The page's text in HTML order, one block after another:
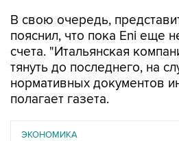
В свою очередь,
пояснил, что пока Eni еще
счета. "Итальянская
тянуть до последнего, на
нормативных документов
полагает газета.
ЭКОНОМИКА